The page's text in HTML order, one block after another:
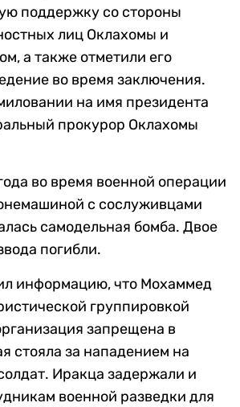
поддержку со стороны
лиц Оклахомы и
а также отметили его
во время заключения.
на имя президента
прокурор Оклахомы
во время военной операции
с сослуживцами
самодельная бомба. Двое
погибли.
информацию, что Мохаммед
группировкой
запрещена в
стояла за нападением на
Иракца задержали и
военной разведки для